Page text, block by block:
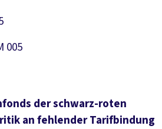
005
der schwarz-roten
an fehlender Tarifbindung